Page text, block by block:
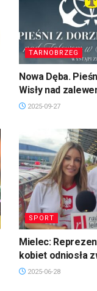
TARNOBRZEG
Nowa Dęba.
Wisły nad
2025-09-27
SPORT
Mielec:
kobiet odniosła
2025-06-28